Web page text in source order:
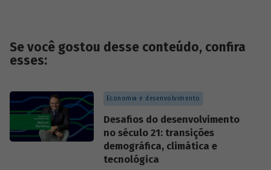
Se você gostou desse conteúdo, confira
esses:
Economia e desenvolvimento
Desafios do desenvolvimento
no século 21: transições
demográfica, climática e
tecnológica